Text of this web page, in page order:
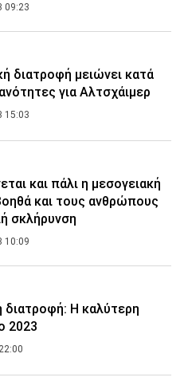
09:23
διατροφή μειώνει κατά
για Αλτσχάιμερ
15:03
και πάλι η μεσογειακή
και τους ανθρώπους
σκλήρυνση
10:09
διατροφή: Η καλύτερη
2023